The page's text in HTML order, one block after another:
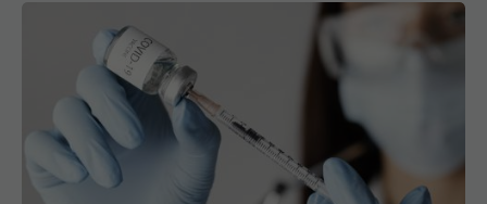
Vaccinul anti-COVID a scăzut incidența AVC-urilor